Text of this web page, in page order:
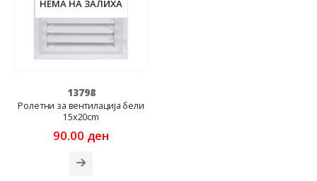
НЕМА НА ЗАЛИХА
13798
Ролетни за вентилација бели
15x20cm
90.00 ден